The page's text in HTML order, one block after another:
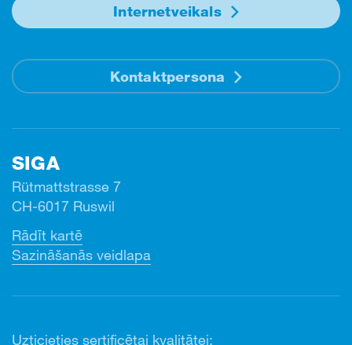
Internetveikals
Kontaktpersona
SIGA
Rütmattstrasse 7
CH-6017 Ruswil
Rādīt kartē
Sazināšanās veidlapa
Uzticieties sertificētai kvalitātei: